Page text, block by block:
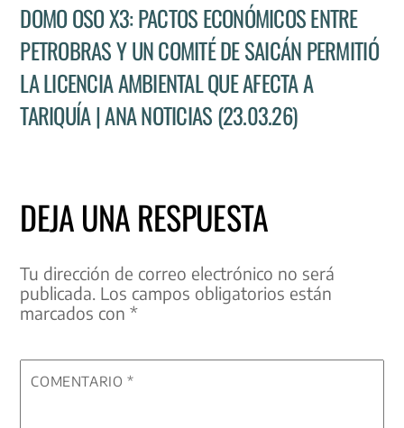
DOMO OSO X3: PACTOS ECONÓMICOS ENTRE
PETROBRAS Y UN COMITÉ DE SAICÁN PERMITIÓ
LA LICENCIA AMBIENTAL QUE AFECTA A
TARIQUÍA | ANA NOTICIAS (23.03.26)
DEJA UNA RESPUESTA
Tu dirección de correo electrónico no será
publicada. Los campos obligatorios están
marcados con*
COMENTARIO*